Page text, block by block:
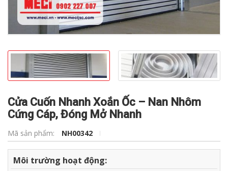
Cửa Cuốn Nhanh Xoắn Ốc – Nan Nhôm
Cứng Cáp, Đóng Mở Nhanh
Mã sản phẩm: NH00342
Môi trường hoạt động: